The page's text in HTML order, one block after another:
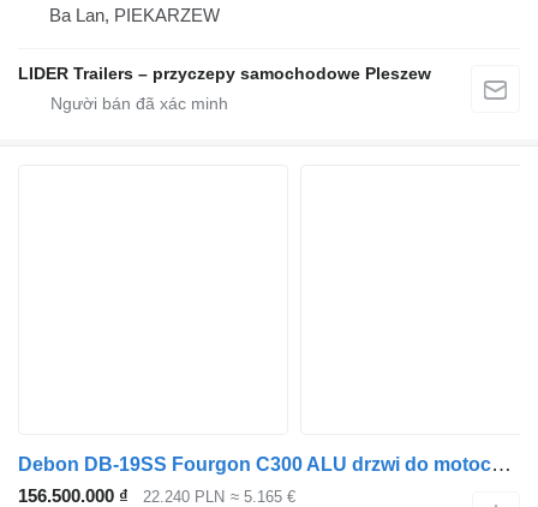
Ba Lan, PIEKARZEW
LIDER Trailers – przyczepy samochodowe Pleszew
Debon DB-19SS Fourgon C300 ALU drzwi do motocykli 1300kg
156.500.000 ₫ 22.240 PLN ≈ 5.165 €